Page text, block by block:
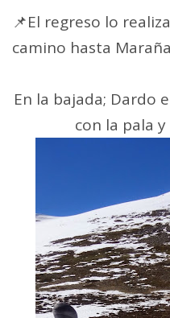
📌El regreso lo
camino hasta
En la bajada; Dardo
con la pala